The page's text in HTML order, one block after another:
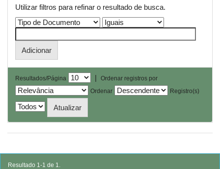
Utilizar filtros para refinar o resultado de busca.
Resultados/Página |
Ordenar registros por
Ordenar
Registro(s)
Resultado 1-1 de 1.